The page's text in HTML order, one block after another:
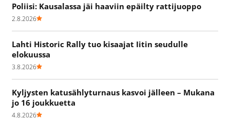
Poliisi: Kausalassa jäi haaviin epäilty rattijuoppo
2.8.2026
Lahti Historic Rally tuo kisaajat Iitin seudulle
elokuussa
3.8.2026
Kyljysten katusählyturnaus kasvoi jälleen – Mukana
jo 16 joukkuetta
4.8.2026